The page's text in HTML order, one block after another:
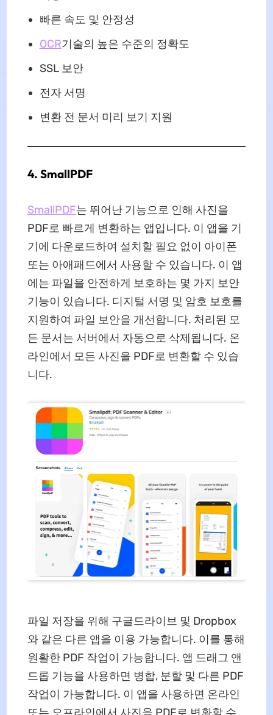
빠른 속도 및 안정성
OCR기술의 높은 수준의 정확도
SSL 보안
전자 서명
변환 전 문서 미리 보기 지원
4. SmallPDF
SmallPDF는 뛰어난 기능으로 인해 사진을
PDF로 빠르게 변환하는 앱입니다. 이 앱을 기
기에 다운로드하여 설치할 필요 없이 아이폰
또는 아애패드에서 사용할 수 있습니다. 이 앱
에는 파일을 안전하게 보호하는 몇 가지 보안
기능이 있습니다. 디지털 서명 및 암호 보호를
지원하여 파일 보안을 개선합니다. 처리된 모
든 문서는 서버에서 자동으로 삭제됩니다. 온
라인에서 모든 사진을 PDF로 변환할 수 있습
니다.
파일 저장을 위해 구글드라이브 및 Dropbox
와 같은 다른 앱을 이용 가능합니다. 이를 통해
원활한 PDF 작업이 가능합니다. 앱 드래그 앤
드롭 기능을 사용하면 병합, 분할 및 다른 PDF
작업이 가능합니다. 이 앱을 사용하면 온라인